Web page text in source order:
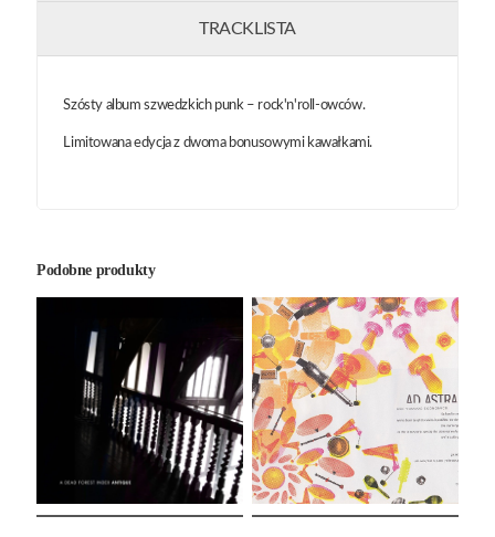
TRACKLISTA
Szósty album szwedzkich punk – rock'n'roll-owców.
Limitowana edycja z dwoma bonusowymi kawałkami.
Podobne produkty